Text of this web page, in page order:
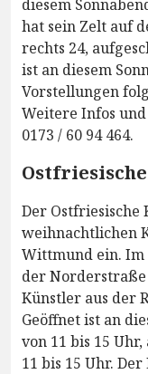
diesem
hat sein Zelt auf
rechts 24,
ist an diesem
Vorstellungen
Weitere Infos
0173 / 60 94 464.
Der Ostfriesische
weihnachtlichen
Wittmund ein. Im
der
Künstler aus der
Geöffnet ist an
von 11 bis 15
11 bis 15 Uhr.